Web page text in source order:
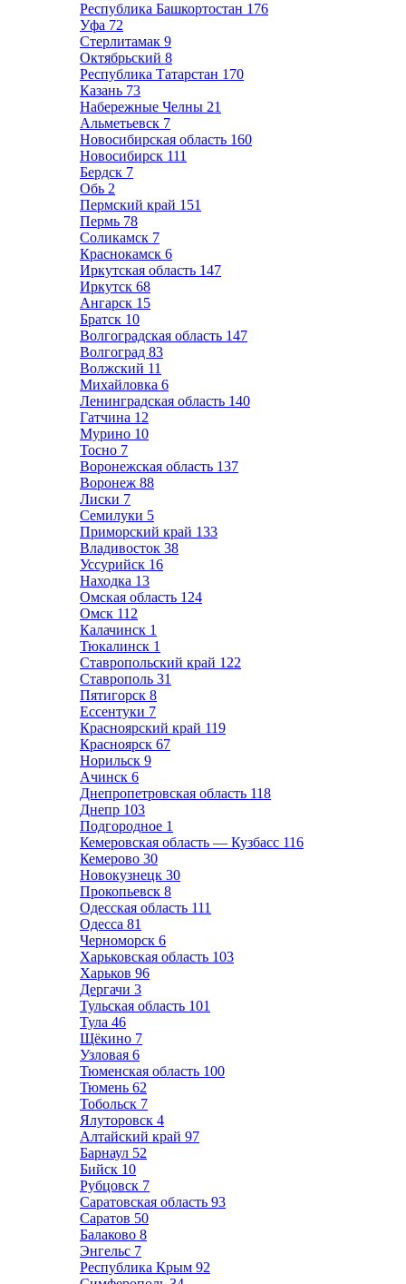
Республика Башкортостан 176
Уфа 72
Стерлитамак 9
Октябрьский 8
Республика Татарстан 170
Казань 73
Набережные Челны 21
Альметьевск 7
Новосибирская область 160
Новосибирск 111
Бердск 7
Обь 2
Пермский край 151
Пермь 78
Соликамск 7
Краснокамск 6
Иркутская область 147
Иркутск 68
Ангарск 15
Братск 10
Волгоградская область 147
Волгоград 83
Волжский 11
Михайловка 6
Ленинградская область 140
Гатчина 12
Мурино 10
Тосно 7
Воронежская область 137
Воронеж 88
Лиски 7
Семилуки 5
Приморский край 133
Владивосток 38
Уссурийск 16
Находка 13
Омская область 124
Омск 112
Калачинск 1
Тюкалинск 1
Ставропольский край 122
Ставрополь 31
Пятигорск 8
Ессентуки 7
Красноярский край 119
Красноярск 67
Норильск 9
Ачинск 6
Днепропетровская область 118
Днепр 103
Подгородное 1
Кемеровская область — Кузбасс 116
Кемерово 30
Новокузнецк 30
Прокопьевск 8
Одесская область 111
Одесса 81
Черноморск 6
Харьковская область 103
Харьков 96
Дергачи 3
Тульская область 101
Тула 46
Щёкино 7
Узловая 6
Тюменская область 100
Тюмень 62
Тобольск 7
Ялуторовск 4
Алтайский край 97
Барнаул 52
Бийск 10
Рубцовск 7
Саратовская область 93
Саратов 50
Балаково 8
Энгельс 7
Республика Крым 92